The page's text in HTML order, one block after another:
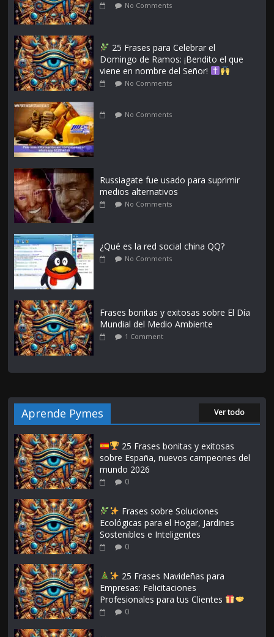
No Comments
25 Frases para Celebrar el
Domingo de Ramos: ¡Bendito el que
viene en nombre del Señor!
No Comments
No Comments
Russiagate fue usado para suprimir
medios alternativos
No Comments
¿Qué es la red social china QQ?
No Comments
Frases bonitas y exitosas sobre El Día
Mundial del Medio Ambiente
1 Comment
Aprende Pymes Ver todo
25 Frases bonitas y exitosas
sobre España, nuevos campeones del
mundo 2026
0
Frases sobre Soluciones
Ecológicas para el Hogar, Jardines
Sostenibles e Inteligentes
0
25 Frases Navideñas para
Empresas: Felicitaciones
Profesionales para tus Clientes
0